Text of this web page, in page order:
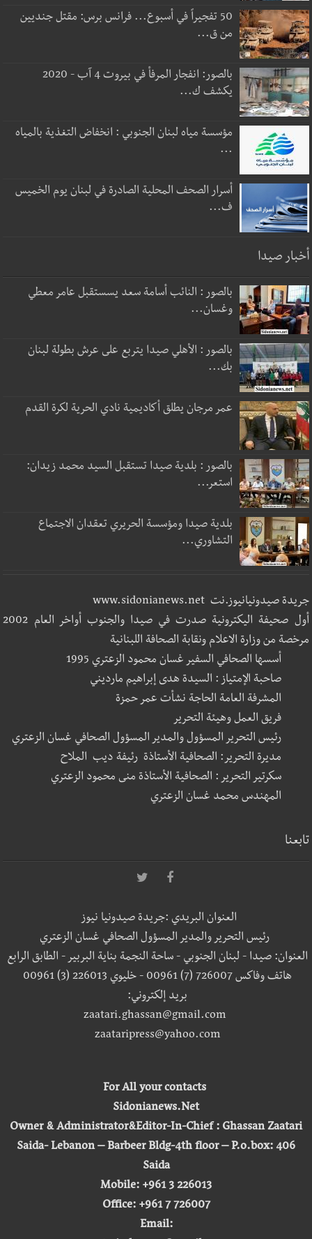
50 تفجيراً في أسبوع... فرانس برس: مقتل جنديين
من ق...
بالصور: انفجار المرفأ في بيروت 4 آب - 2020
يكشف ك...
مؤسسة مياه لبنان الجنوبي : انخفاض التغذية بالمياه
...
أسرار الصحف المحلية الصادرة في لبنان يوم الخميس
ف...
أخبار صيدا
بالصور : النائب أسامة سعد يسستقبل عامر معطي
وغسان...
بالصور : الأهلي صيدا يتربع على عرش بطولة لبنان
بك...
عمر مرجان يطلق أكاديمية نادي الحرية لكرة القدم
بالصور : بلدية صيدا تستقبل السيد محمد زيدان:
استعر...
بلدية صيدا ومؤسسة الحريري تعقدان الاجتماع
التشاوري...
جريدة صيدونيانيوز.نت www.sidonianews.net
أول صحيفة اليكترونية صدرت في صيدا والجنوب أواخر العام 2002
مرخصة من وزارة الاعلام ونقابة الصحافة اللبنانية
أسسها الصحافي السفير غسان محمود الزعتري 1995
صاحبة الإمتياز : السيدة هدى إبراهيم مارديني
المشرفة العامة الحاجة نشأت عمر حمزة
فريق العمل وهيئة التحرير
رئيس التحرير المسؤول والمدير المسؤول الصحافي غسان الزعتري
مديرة التحرير: الصحافية الأستاذة رئيفة ديب الملاح
سكرتير التحرير : الصحافية الأستاذة منى محمود الزعتري
المهندس محمد غسان الزعتري
تابعنا
العنوان البريدي :جريدة صيدونيا نيوز
رئيس التحرير والمدير المسؤول الصحافي غسان الزعتري
العنوان: صيدا - لبنان الجنوبي - ساحة النجمة بناية البربير - الطابق الرابع
هاتف وفاكس 726007 (7) 00961 - خليوي 226013 (3) 00961
بريد إلكتروني:
zaatari.ghassan@gmail.com
zaataripress@yahoo.com
For All your contacts
Sidonianews.Net
Owner & Administrator&Editor-In-Chief : Ghassan Zaatari
Saida- Lebanon – Barbeer Bldg-4th floor – P.o.box: 406
Saida
Mobile: +961 3 226013
Office: +961 7 726007
Email: